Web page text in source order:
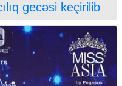
gecəsi keçirilib